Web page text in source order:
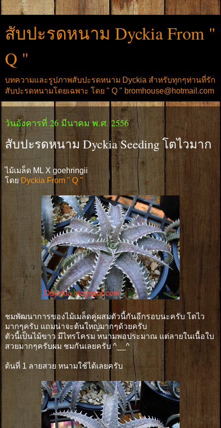
สับปะรดหนาม Dyckia From "
Q "
บทความและรูปภาพสับปะรดหนาม Dyckia สำหรับทุกๆท่านที่รัก
สับปะรดหนามโดยเฉพาะ โดย " Q " bromhouse@hotmail.com
วันอังคารที่ 26 มีนาคม พ.ศ. 2556
สับปะรดหนาม Dyckia Seeding โตไวมาก
ไม้เมล็ด ML X goehringii
โดยDyckia From " Q "
ชมพัฒนาการของไม้เมล็ดคู่ผสมตัวนี้กันอีกรอบนะครับ โตไว
มากๆครับ แถมน่าจะต้นใหญ่มากๆด้วยครับ
ตัวนี้เป็นไม้ขาว มีไทรโครม หนามพอประมาณ แต่ลายในเนื้อใบ
สวยมากๆครับผม ชมกันเลยครับ ^__^
ต้นที่ 1 ลายสวย หนามใช้ได้เลยครับ